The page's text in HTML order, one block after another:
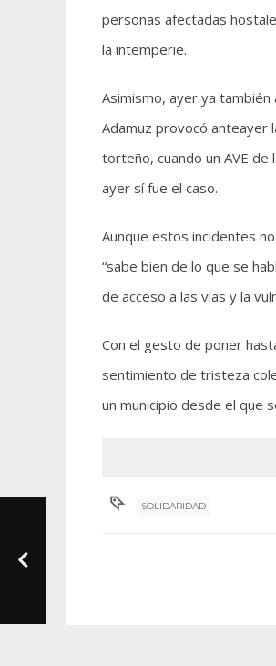
personas afectadas
la intemperie.
Asimismo, ayer ya
Adamuz provocó anteayer
torteño, cuando un AVE
ayer sí fue el caso.
Aunque estos incidentes
“sabe bien de lo que se
de acceso a las vías y la
Con el gesto de poner
sentimiento de tristeza
un municipio desde el que
SOLIDARIDAD